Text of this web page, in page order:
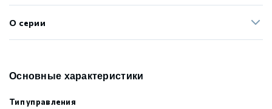
О серии
Основные характеристики
Тип управления